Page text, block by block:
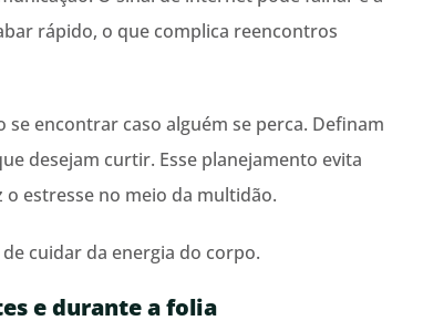
rápido, o que complica reencontros
se encontrar caso alguém se perca. Definam
desejam curtir. Esse planejamento evita
estresse no meio da multidão.
cuidar da energia do corpo.
e durante a folia